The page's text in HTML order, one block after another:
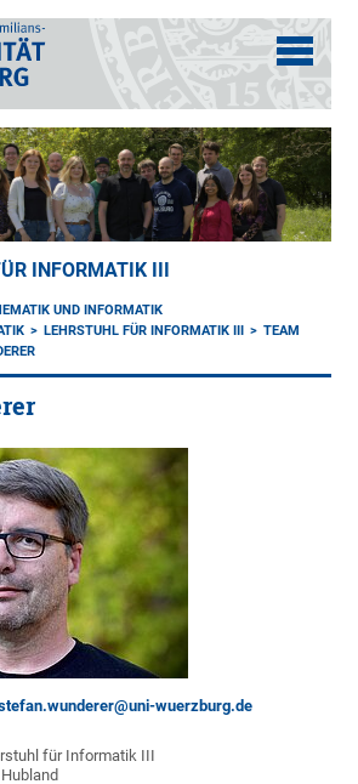
INFORMATIK III
UND INFORMATIK
LEHRSTUHL FÜR INFORMATIK III
TEAM
wuerzburg.de
für Informatik III